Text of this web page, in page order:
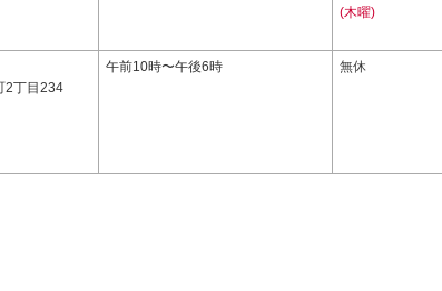
(木曜)
2丁目234
午前10時〜午後6時 無休